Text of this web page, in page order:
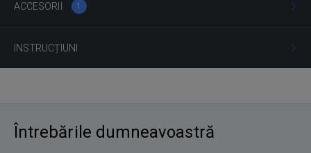
ACCESORII 1
INSTRUCȚIUNI
Întrebările dumneavoastră